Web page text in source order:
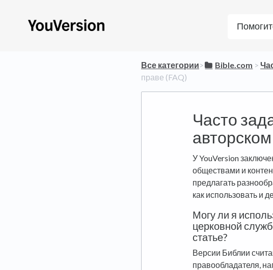
Все категории​>​ ​Bible.com ​ > ​
праве (FAQ)
Часто
У YouVersion
обществами и
предлагать
как использовать и
Могу ли я
церковной
статье?
Версии Библии
правообладателя,